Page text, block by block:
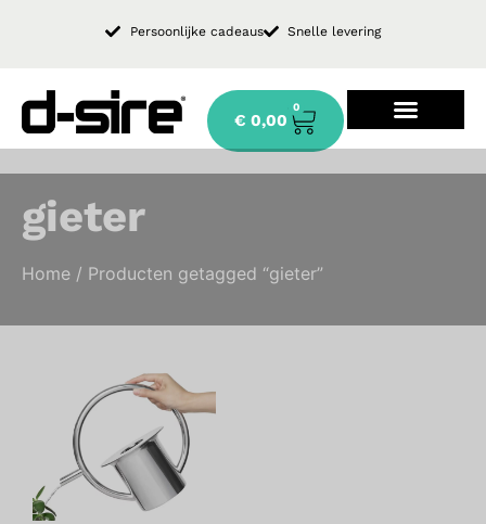
Persoonlijke cadeaus Snelle levering
€ 0,00
0
gieter
Home / Producten getagged “gieter”